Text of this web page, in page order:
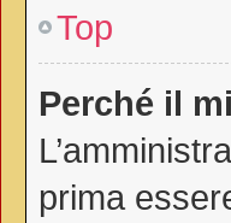
Top
Perché il
prima